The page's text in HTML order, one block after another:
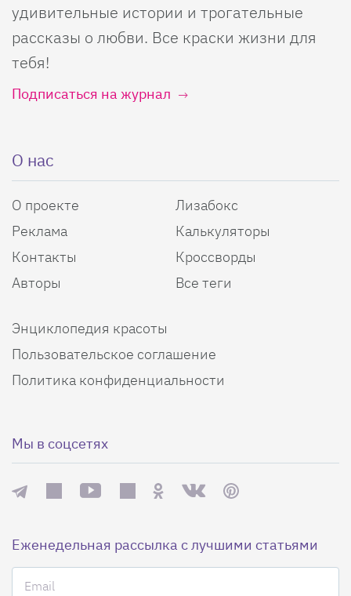
удивительные истории и трогательные
рассказы о любви. Все краски жизни для
тебя!
Подписаться на журнал
О нас
О проекте
Реклама
Контакты
Авторы
Лизабокс
Калькуляторы
Кроссворды
Все теги
Энциклопедия красоты
Пользовательское соглашение
Политика конфиденциальности
Мы в соцсетях
Еженедельная рассылка с лучшими статьями